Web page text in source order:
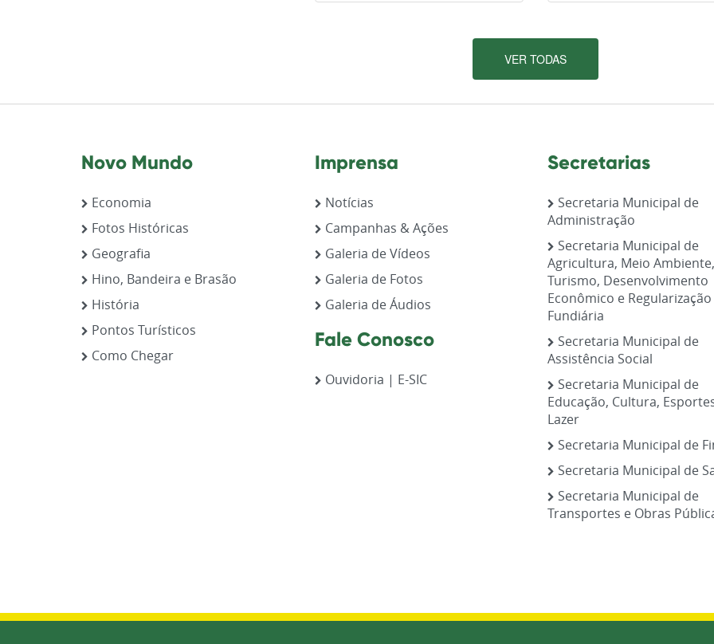
VER TODAS
Novo Mundo
Economia
Fotos Históricas
Geografia
Hino, Bandeira e Brasão
História
Pontos Turísticos
Como Chegar
Imprensa
Notícias
Campanhas & Ações
Galeria de Vídeos
Galeria de Fotos
Galeria de Áudios
Fale Conosco
Ouvidoria | E-SIC
Secretarias
Secretaria Municipal de
Administração
Secretaria Municipal de
Agricultura, Meio Ambiente,
Turismo, Desenvolvimento
Econômico e Regularização
Fundiária
Secretaria Municipal de
Assistência Social
Secretaria Municipal de
Educação, Cultura,
Lazer
Secretaria Municipal de
Secretaria Municipal de
Secretaria Municipal de
Transportes e Obras